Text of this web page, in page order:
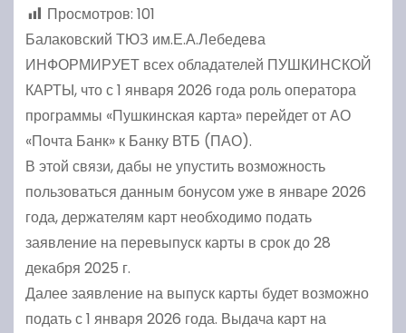
Просмотров: 101
Балаковский ТЮЗ им.Е.А.Лебедева
ИНФОРМИРУЕТ всех обладателей ПУШКИНСКОЙ
КАРТЫ, что с 1 января 2026 года роль оператора
программы «Пушкинская карта» перейдет от АО
«Почта Банк» к Банку ВТБ (ПАО).
В этой связи, дабы не упустить возможность
пользоваться данным бонусом уже в январе 2026
года, держателям карт необходимо подать
заявление на перевыпуск карты в срок до 28
декабря 2025 г.
Далее заявление на выпуск карты будет возможно
подать с 1 января 2026 года. Выдача карт на